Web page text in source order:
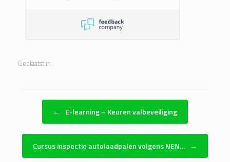
een prettige een
deskundige trainer.
Geplaatst in .
Bericht navigatie
← E-learning – Keuren valbeveiliging
Cursus inspectie autolaadpalen volgens NEN… →